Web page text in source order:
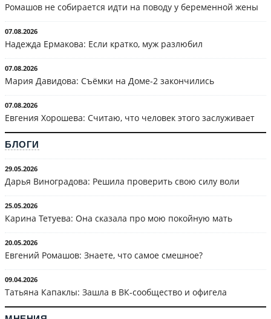
Ромашов не собирается идти на поводу у беременной жены
07.08.2026
Надежда Ермакова: Если кратко, муж разлюбил
07.08.2026
Мария Давидова: Съёмки на Доме-2 закончились
07.08.2026
Евгения Хорошева: Считаю, что человек этого заслуживает
БЛОГИ
29.05.2026
Дарья Виноградова: Решила проверить свою силу воли
25.05.2026
Карина Тетуева: Она сказала про мою покойную мать
20.05.2026
Евгений Ромашов: Знаете, что самое смешное?
09.04.2026
Татьяна Капаклы: Зашла в ВК-сообщество и офигела